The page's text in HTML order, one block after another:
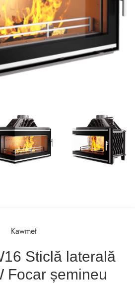
Kawmet
Sticlă laterală
Focar șemineu